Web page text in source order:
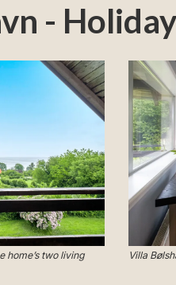
-
home’s two living
Villa